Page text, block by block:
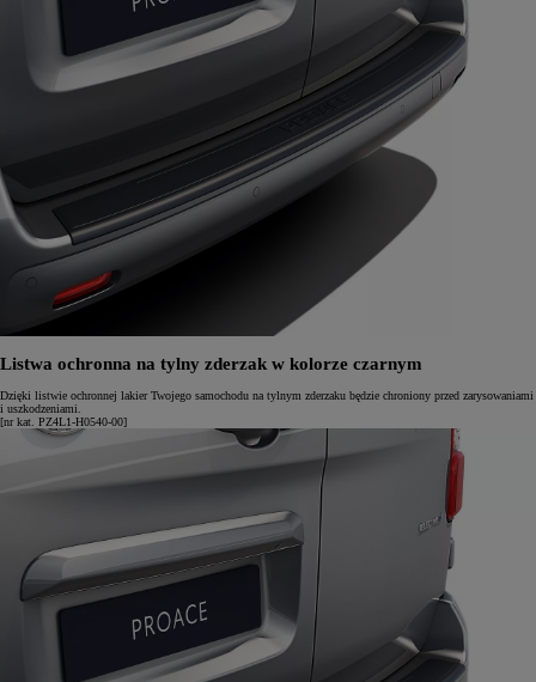
Listwa ochronna na tylny zderzak w kolorze czarnym
Dzięki listwie ochronnej lakier Twojego samochodu na tylnym zderzaku będzie chroniony przed zarysowaniami
i uszkodzeniami.
[nr kat. PZ4L1-H0540-00]